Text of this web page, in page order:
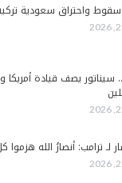
واحتراق سعودية
يصف قيادة أمريكا
لـ ترامب: أنصارُ الله